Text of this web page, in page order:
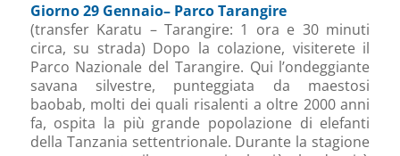
Giorno 29 Gennaio– Parco Tarangire
(transfer Karatu – Tarangire: 1 ora e 30 minuti
circa, su strada) Dopo la colazione, visiterete il
Parco Nazionale del Tarangire. Qui l’ondeggiante
savana silvestre, punteggiata da maestosi
baobab, molti dei quali risalenti a oltre 2000 anni
fa, ospita la più grande popolazione di elefanti
della Tanzania settentrionale. Durante la stagione